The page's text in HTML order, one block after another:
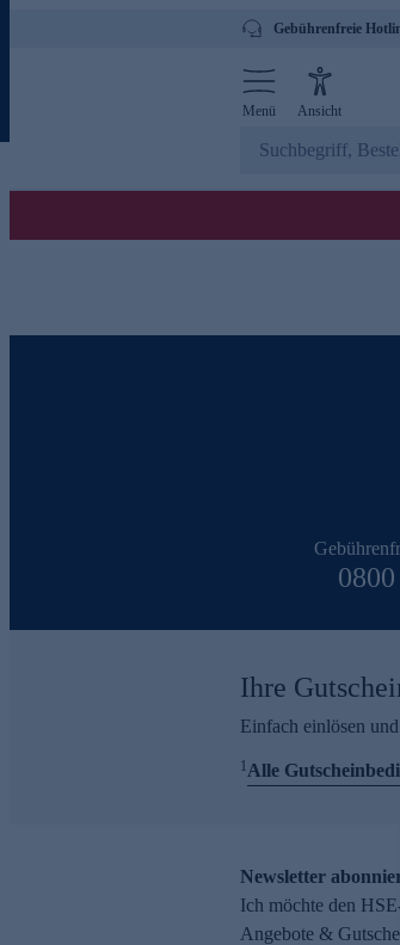
Gebührenfreie
Menü Ansicht
Ihre
Einfach einlösen
1Alle
Newsletter
Ich möchte den
Angebote &